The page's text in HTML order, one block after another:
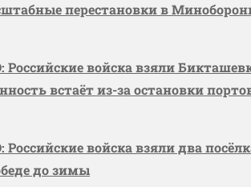
перестановки в
Российские войска взяли
встаёт из-за остановки
Российские войска взяли два
до зимы